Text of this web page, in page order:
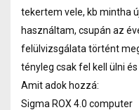
tekertem vele, kb mintha
használtam, csupán az
felülvizsgálata történt
tényleg csak fel kell ülni és
Amit adok hozzá:
Sigma ROX 4.0 computer